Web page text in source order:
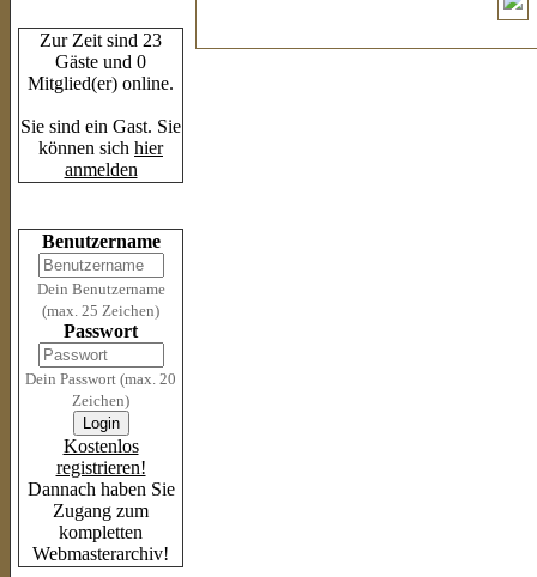
Zur Zeit sind 23
Gäste und 0
Mitglied(er) online.
Sie sind ein Gast. Sie
können sich hier
anmelden
Benutzername
Dein Benutzername
(max. 25 Zeichen)
Passwort
Dein Passwort (max. 20
Zeichen)
Kostenlos
registrieren!
Dannach haben Sie
Zugang zum
kompletten
Webmasterarchiv!